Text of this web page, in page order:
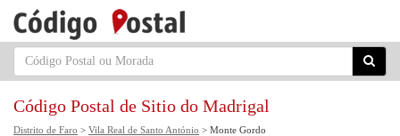
Código Postal de Sitio do Madrigal
Distrito de Faro > Vila Real de Santo António > Monte Gordo